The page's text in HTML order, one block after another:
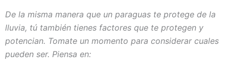
De la misma manera que un paraguas te protege de la
lluvia, tú también tienes factores que te protegen y
potencian. Tomate un momento para considerar cuales
pueden ser. Piensa en: